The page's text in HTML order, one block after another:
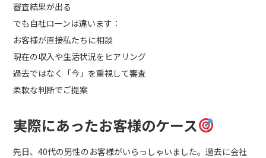
審査結果が出る
でも自社ローンは違います：
お客様が直接私たちに相談
現在の収入や生活状況をヒアリング
過去ではなく「今」を重視して審査
柔軟な判断でご提案
実際にあったお客様のケース
先日、40代の男性のお客様がいらっしゃいました。過去に会社